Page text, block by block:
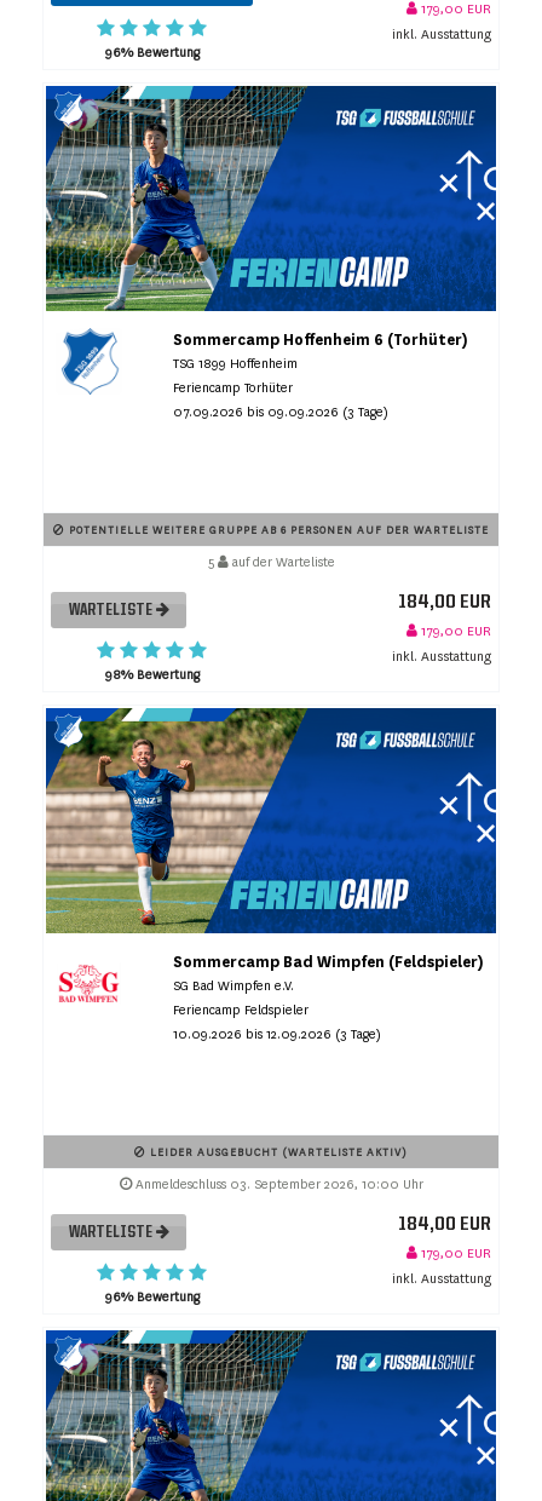
96% Bewertung
179,00 EUR
inkl. Ausstattung
Sommercamp Hoffenheim 6 (Torhüter)
TSG 1899 Hoffenheim
Feriencamp Torhüter
07.09.2026 bis 09.09.2026 (3 Tage)
POTENTIELLE WEITERE GRUPPE AB 6 PERSONEN AUF DER WARTELISTE
5 auf der Warteliste
WARTELISTE
98% Bewertung
184,00 EUR
179,00 EUR
inkl. Ausstattung
Sommercamp Bad Wimpfen (Feldspieler)
SG Bad Wimpfen e.V.
Feriencamp Feldspieler
10.09.2026 bis 12.09.2026 (3 Tage)
LEIDER AUSGEBUCHT (WARTELISTE AKTIV)
Anmeldeschluss 03. September 2026, 10:00 Uhr
WARTELISTE
96% Bewertung
184,00 EUR
179,00 EUR
inkl. Ausstattung